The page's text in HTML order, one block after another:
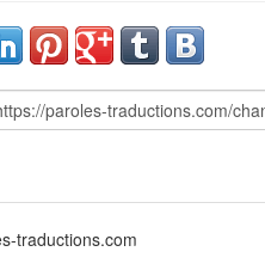
traductions.com